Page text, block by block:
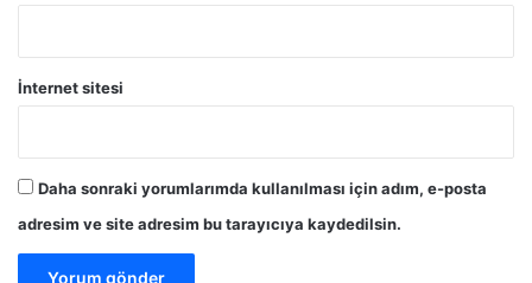
İnternet sitesi
Daha sonraki yorumlarımda kullanılması için adım, e-posta
adresim ve site adresim bu tarayıcıya kaydedilsin.